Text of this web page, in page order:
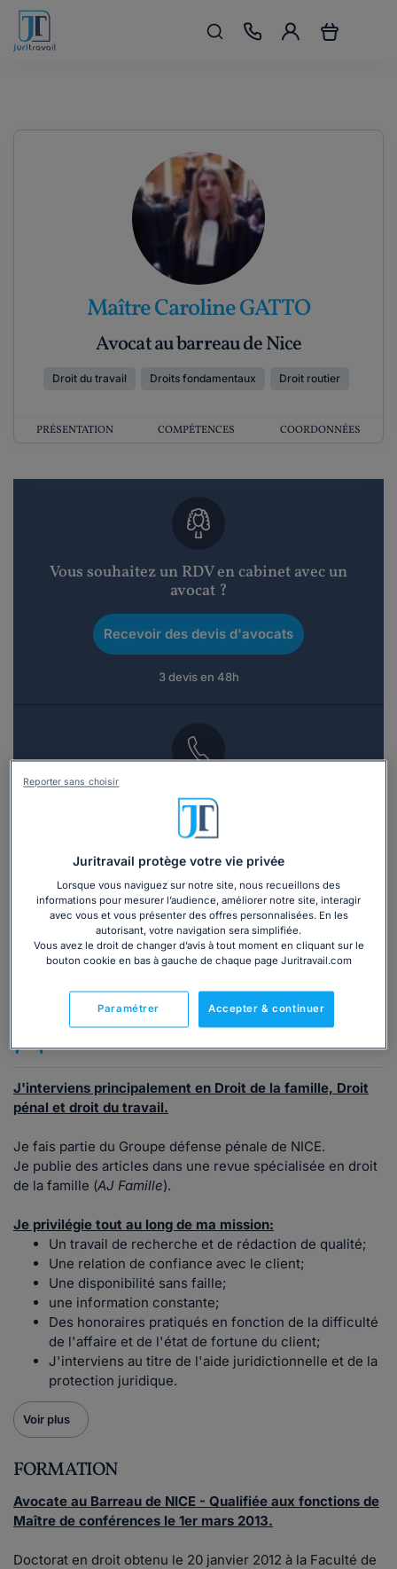
Maître Caroline GATTO
Avocat au barreau de Nice
Droit du travail Droits fondamentaux Droit routier
PRÉSENTATION COMPÉTENCES COORDONNÉES
Vous souhaitez un RDV en cabinet avec un
avocat ?
Recevoir des devis d'avocats
3 devis en 48h
Vous souhaitez une consultation par
téléphone ?
Consulter immédiatement
ou appelez le01 75 75 42 33(8h à 21h du lundi au
vendredi)
Vous êtes avocat ?
Présentation
J'interviens principalement en Droit de la famille, Droit
pénal et droit du travail.
Je fais partie du Groupe défense pénale de NICE.
Je publie des articles dans une revue spécialisée en droit
de la famille (AJ Famille).
Je privilégie tout au long de ma mission:
Un travail de recherche et de rédaction de qualité;
Une relation de confiance avec le client;
Une disponibilité sans faille;
une information constante;
Des honoraires pratiqués en fonction de la difficulté
de l'affaire et de l'état de fortune du client;
J'interviens au titre de l'aide juridictionnelle et de la
protection juridique.
Voir plus
FORMATION
Avocate au Barreau de NICE - Qualifiée aux fonctions de
Maître de conférences le 1er mars 2013.
Doctorat en droit obtenu le 20 janvier 2012 à la Faculté de
Juritravail protège votre vie privée
Lorsque vous naviguez sur notre site, nous recueillons des
informations pour mesurer l’audience, améliorer notre site, interagir
avec vous et vous présenter des offres personnalisées. En les
autorisant, votre navigation sera simplifiée.
Vous avez le droit de changer d’avis à tout moment en cliquant sur le
bouton cookie en bas à gauche de chaque page Juritravail.com
Accepter & continuer
Paramétrer
Reporter sans choisir